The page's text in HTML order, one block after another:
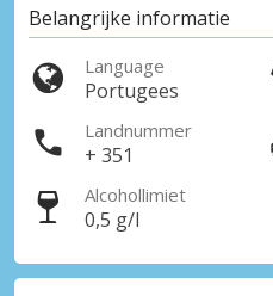
Belangrijke informatie
Language
Portugees
Landnummer
+ 351
Alcohollimiet
0,5 g/l